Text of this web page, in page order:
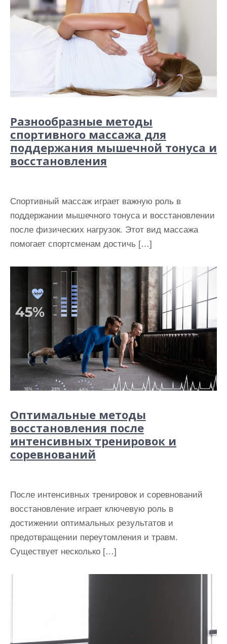
Разнообразные методы
спортивного массажа для
поддержания мышечной тонуса и
восстановления
Спортивный массаж играет важную роль в
поддержании мышечного тонуса и восстановлении
после физических нагрузок. Этот вид массажа
помогает спортсменам достичь […]
Оптимальные методы
восстановления после
интенсивных тренировок и
соревнований
После интенсивных тренировок и соревнований
восстановление играет ключевую роль в
достижении оптимальных результатов и
предотвращении переутомления и травм.
Существует несколько […]